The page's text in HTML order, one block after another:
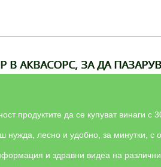
АКВАСОРС, ЗА ДА
продуктите да се купуват винаги с
нужда, лесно и удобно, за минутки, с
и здравни видеа на различни